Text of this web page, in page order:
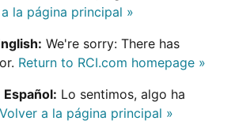
la página principal »
We're sorry: There has
Return to RCI.com homepage »
Lo sentimos, algo ha
Volver a la página principal »